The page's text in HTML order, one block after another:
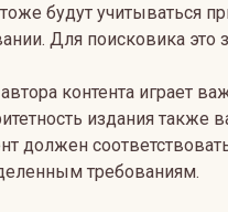
будут учитываться
Для поисковика это
контента играет
издания также
должен
требованиям.